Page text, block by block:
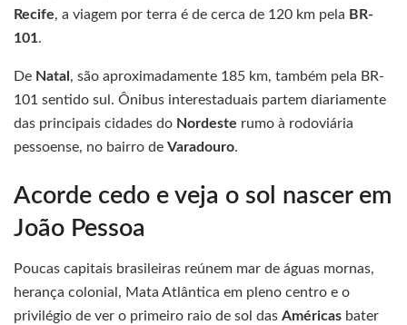
Recife, a viagem por terra é de cerca de 120 km pela BR-
101.
De Natal , são aproximadamente 185 km, também pela BR-
101 sentido sul. Ônibus interestaduais partem diariamente
das principais cidades do Nordeste rumo à rodoviária
pessoense, no bairro de Varadouro.
Acorde cedo e veja o sol nascer em
João Pessoa
Poucas capitais brasileiras reúnem mar de águas mornas,
herança colonial, Mata Atlântica em pleno centro e o
privilégio de ver o primeiro raio de sol das Américas bater